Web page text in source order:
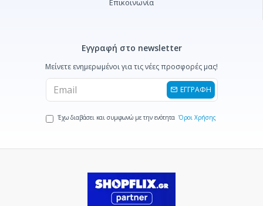
Επικοινωνία
Εγγραφή στο newsletter
Μείνετε ενημερωμένοι για τις νέες προσφορές μας!
ΕΓΓΡΑΦΗ
Έχω διαβάσει και συμφωνώ με την ενότητα Όροι Χρήσης